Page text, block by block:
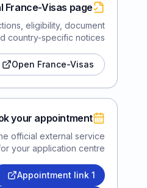
France-Visas page
eligibility, document
country-specific notices.
Open France-Visas
your appointment
official external service
your application centre.
Appointment link 1